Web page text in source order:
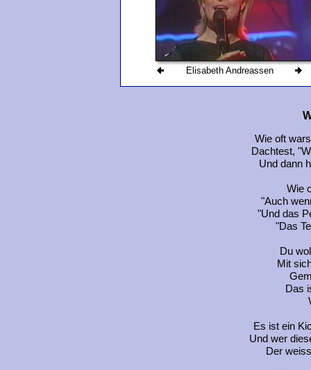
Elisabeth Andreassen
Wie oft
Dachtest,
Und dann
Wie
"Auch
"Und das
"Das
Du
Mit
Das
Es ist ein
Und wer
Der